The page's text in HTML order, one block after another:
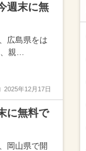
週末に無
広島県をは
親…
2025年12月17日
に無料で
岡山県で開